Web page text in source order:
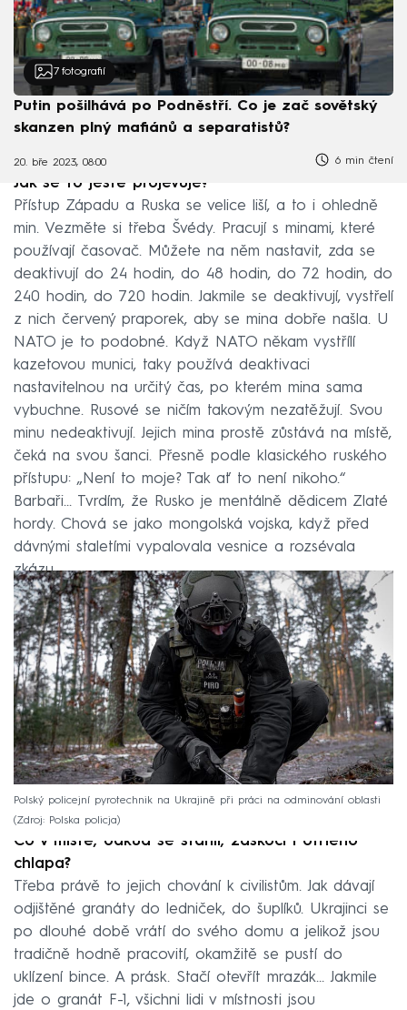
7 fotografií
Putin pošilhává po Podněstří. Co je zač sovětský
skanzen plný mafiánů a separatistů?
20. bře 2023, 08:00 6 min čtení
Jak se to ještě projevuje?
Přístup Západu a Ruska se velice liší, a to i ohledně
min. Vezměte si třeba Švédy. Pracují s minami, které
používají časovač. Můžete na něm nastavit, zda se
deaktivují do 24 hodin, do 48 hodin, do 72 hodin, do
240 hodin, do 720 hodin. Jakmile se deaktivují, vystřelí
z nich červený praporek, aby se mina dobře našla. U
NATO je to podobné. Když NATO někam vystřílí
kazetovou munici, taky používá deaktivaci
nastavitelnou na určitý čas, po kterém mina sama
vybuchne. Rusové se ničím takovým nezatěžují. Svou
minu nedeaktivují. Jejich mina prostě zůstává na místě,
čeká na svou šanci. Přesně podle klasického ruského
přístupu: „Není to moje? Tak ať to není nikoho.“
Barbaři… Tvrdím, že Rusko je mentálně dědicem Zlaté
hordy. Chová se jako mongolská vojska, když před
dávnými staletími vypalovala vesnice a rozsévala
zkázu.
Polský policejní pyrotechnik na Ukrajině při práci na odminování oblasti
Zdroj: Polska policja
Co v místě, odkud se stáhli, zaskočí i otrlého
chlapa?
Třeba právě to jejich chování k civilistům. Jak dávají
odjištěné granáty do ledniček, do šuplíků. Ukrajinci se
po dlouhé době vrátí do svého domu a jelikož jsou
tradičně hodně pracovití, okamžitě se pustí do
uklízení bince. A prásk. Stačí otevřít mrazák… Jakmile
jde o granát F-1, všichni lidi v místnosti jsou